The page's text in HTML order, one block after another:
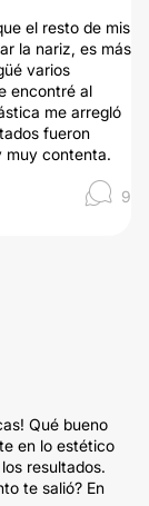
el resto de mis
la nariz, es más
varios
encontré al
me arregló
fueron
muy contenta.
9
Qué bueno
en lo estético
resultados.
te salió? En